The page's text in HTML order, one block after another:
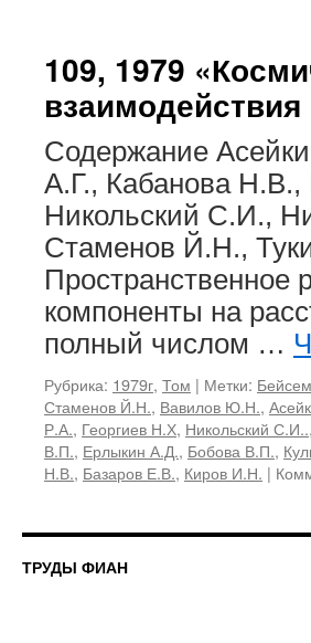
109, 1979
Содержание
А.Г., Кабанова
Никольский С.И.,
Стаменов Й.Н.,
Пространственное
компоненты на
полный числом …
Рубрика: 1979г, Том | Метки:
Стаменов Й.Н., Вавилов Ю.Н.,
Р.А., Георгиев Н.Х, Никольский С.И..,
В.П., Ерлыкин А.Д., Бобова В.П.,
Н.В., Базаров Е.В., Киров И.Н. |
ТРУДЫ ФИАН